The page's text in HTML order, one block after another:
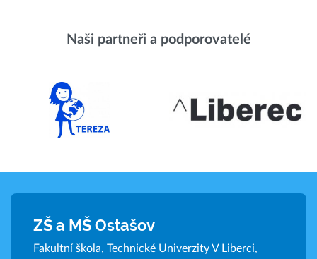
Naši partneři a podporovatelé
ZŠ a MŠ Ostašov
Fakultní škola, Technické Univerzity V Liberci,